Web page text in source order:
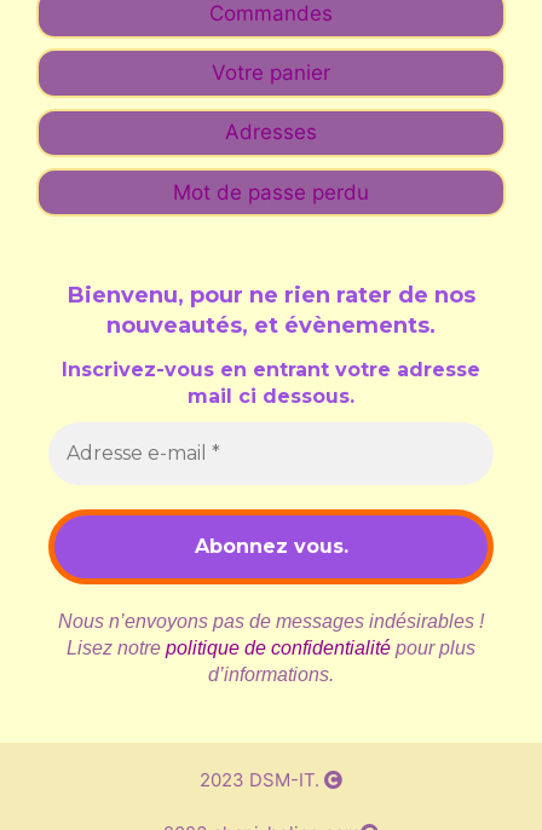
Commandes
Votre panier
Adresses
Mot de passe perdu
Bienvenu, pour ne rien rater de nos
nouveautés, et évènements.
Inscrivez-vous en entrant votre adresse
mail ci dessous.
Nous n’envoyons pas de messages indésirables !
Lisez notre politique de confidentialité pour plus
d’informations.
2023 DSM-IT.